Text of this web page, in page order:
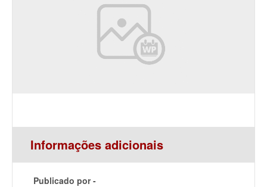
Informações adicionais
Publicado por -